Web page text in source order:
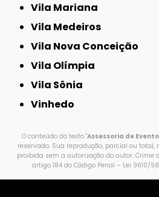
Vila Mariana
Vila Medeiros
Vila Nova Conceição
Vila Olímpia
Vila Sônia
Vinhedo
O conteúdo do texto "Assessoria de
reservado. Sua reprodução, parcial ou
proibida sem a autorização do autor. Crime
artigo 184 do Código Penal – Lei 9610/